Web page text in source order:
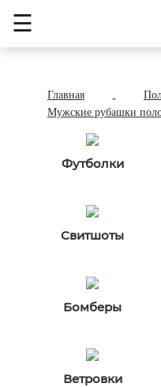
☰
Главная -
Мужские рубашки
Футболки
Свитшоты
Бомберы
Ветровки